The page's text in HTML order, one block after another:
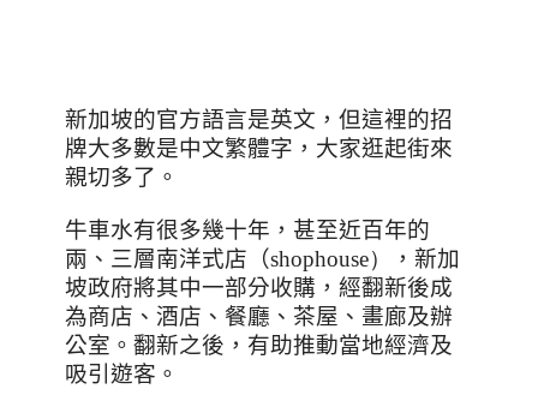
新加坡的官方語言是英文，但這裡的招
牌大多數是中文繁體字，大家逛起街來
親切多了。
牛車水有很多幾十年，甚至近百年的
兩、三層南洋式店（shophouse）
，新加
坡政府將其中一部分收購，經翻新後成
為商店、酒店、餐廳、茶屋、畫廊及辦
公室。翻新之後，有助推動當地經濟及
吸引遊客。